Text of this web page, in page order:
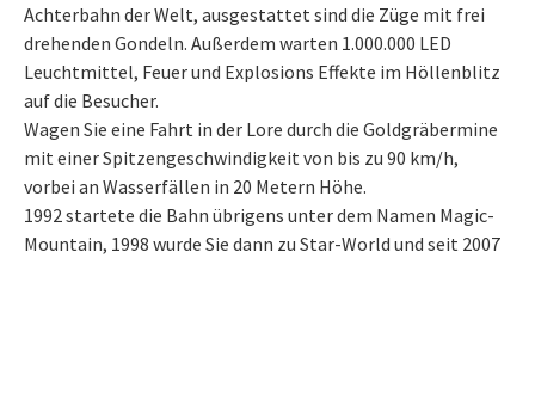
Achterbahn der Welt, ausgestattet sind die Züge mit frei
drehenden Gondeln. Außerdem warten 1.000.000 LED
Leuchtmittel, Feuer und Explosions Effekte im Höllenblitz
auf die Besucher.
Wagen Sie eine Fahrt in der Lore durch die Goldgräbermine
mit einer Spitzengeschwindigkeit von bis zu 90 km/h,
vorbei an Wasserfällen in 20 Metern Höhe.
1992 startete die Bahn übrigens unter dem Namen Magic-
Mountain, 1998 wurde Sie dann zu Star-World und seit 2007